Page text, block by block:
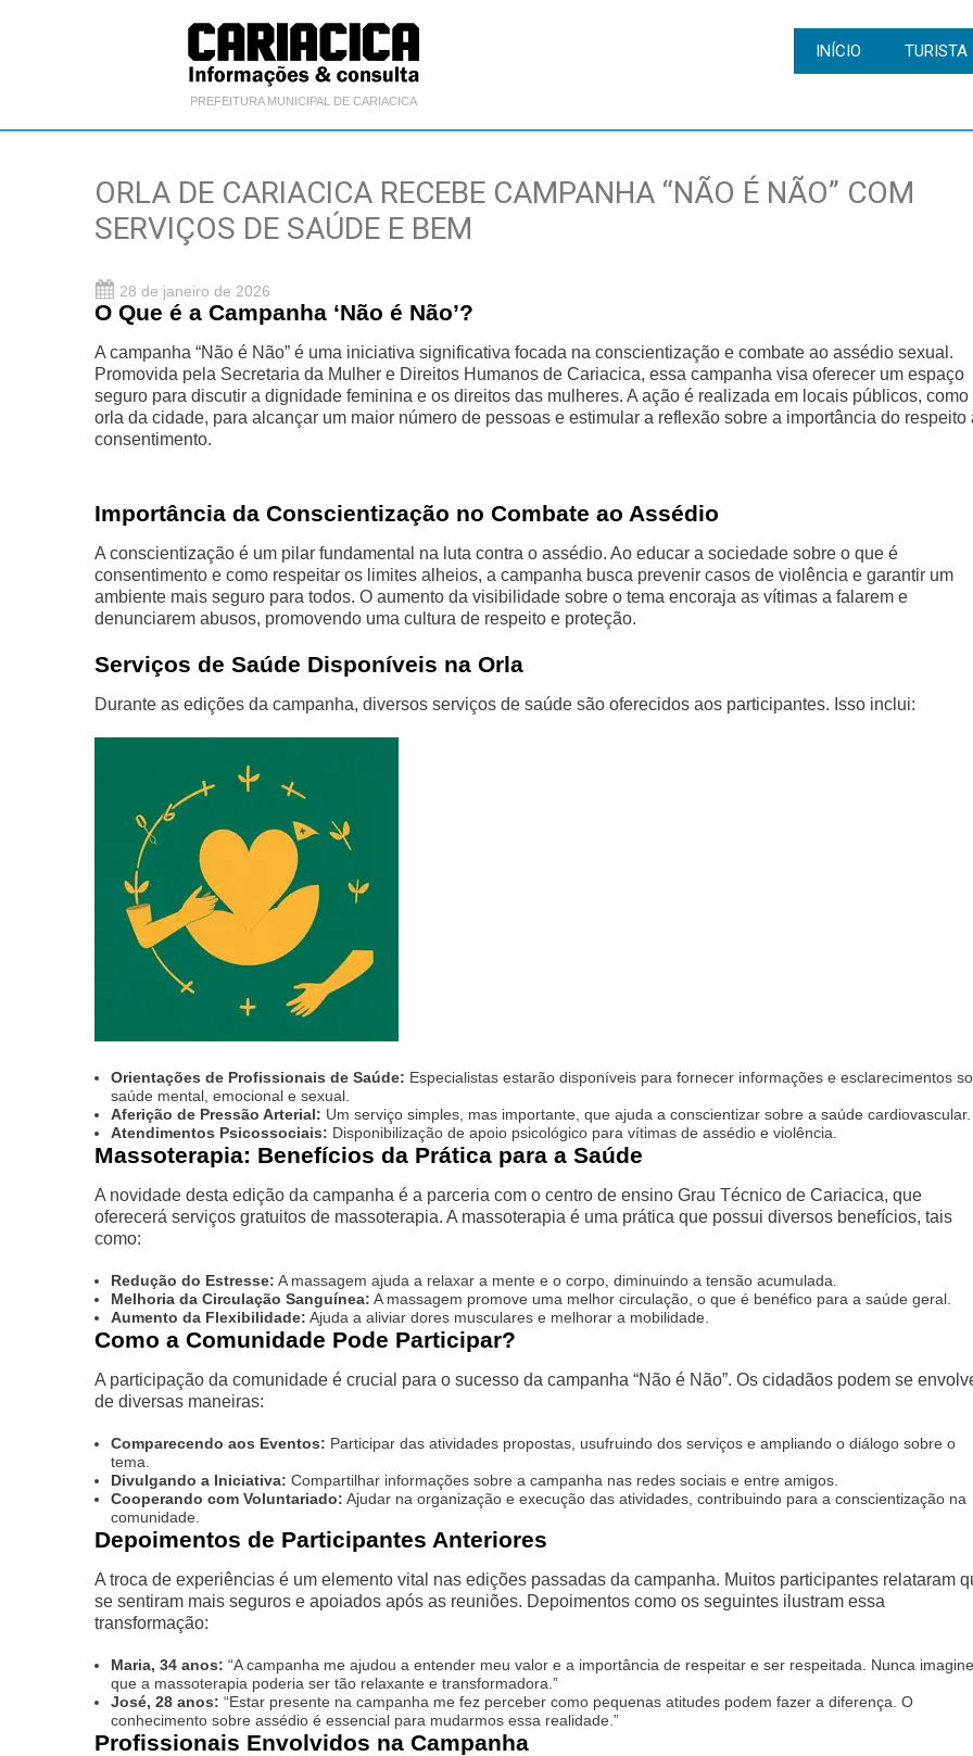
PREFEITURA MUNICIPAL DE CARIACICA
INÍCIO TURISTA
ORLA DE CARIACICA RECEBE CAMPANHA “NÃO É NÃO” COM
SERVIÇOS DE SAÚDE E BEM
28 de janeiro de 2026
O Que é a Campanha ‘Não é Não’?
A campanha “Não é Não” é uma iniciativa significativa focada na conscientização e combate ao assédio sexual.
Promovida pela Secretaria da Mulher e Direitos Humanos de Cariacica, essa campanha visa oferecer um espaço
seguro para discutir a dignidade feminina e os direitos das mulheres. A ação é realizada em locais públicos, como
orla da cidade, para alcançar um maior número de pessoas e estimular a reflexão sobre a importância do respeito
consentimento.
Importância da Conscientização no Combate ao Assédio
A conscientização é um pilar fundamental na luta contra o assédio. Ao educar a sociedade sobre o que é
consentimento e como respeitar os limites alheios, a campanha busca prevenir casos de violência e garantir um
ambiente mais seguro para todos. O aumento da visibilidade sobre o tema encoraja as vítimas a falarem e
denunciarem abusos, promovendo uma cultura de respeito e proteção.
Serviços de Saúde Disponíveis na Orla
Durante as edições da campanha, diversos serviços de saúde são oferecidos aos participantes. Isso inclui:
Orientações de Profissionais de Saúde: Especialistas estarão disponíveis para fornecer informações e esclarecimentos
saúde mental, emocional e sexual.
Aferição de Pressão Arterial: Um serviço simples, mas importante, que ajuda a conscientizar sobre a saúde cardiovascular.
Atendimentos Psicossociais: Disponibilização de apoio psicológico para vítimas de assédio e violência.
Massoterapia: Benefícios da Prática para a Saúde
A novidade desta edição da campanha é a parceria com o centro de ensino Grau Técnico de Cariacica, que
oferecerá serviços gratuitos de massoterapia. A massoterapia é uma prática que possui diversos benefícios, tais
como:
Redução do Estresse: A massagem ajuda a relaxar a mente e o corpo, diminuindo a tensão acumulada.
Melhoria da Circulação Sanguínea: A massagem promove uma melhor circulação, o que é benéfico para a saúde geral.
Aumento da Flexibilidade: Ajuda a aliviar dores musculares e melhorar a mobilidade.
Como a Comunidade Pode Participar?
A participação da comunidade é crucial para o sucesso da campanha “Não é Não”. Os cidadãos podem se
de diversas maneiras:
Comparecendo aos Eventos: Participar das atividades propostas, usufruindo dos serviços e ampliando o diálogo sobre o
tema.
Divulgando a Iniciativa: Compartilhar informações sobre a campanha nas redes sociais e entre amigos.
Cooperando com Voluntariado: Ajudar na organização e execução das atividades, contribuindo para a conscientização na
comunidade.
Depoimentos de Participantes Anteriores
A troca de experiências é um elemento vital nas edições passadas da campanha. Muitos participantes relataram
se sentiram mais seguros e apoiados após as reuniões. Depoimentos como os seguintes ilustram essa
transformação:
Maria, 34 anos: “A campanha me ajudou a entender meu valor e a importância de respeitar e ser respeitada. Nunca
que a massoterapia poderia ser tão relaxante e transformadora.”
José, 28 anos: “Estar presente na campanha me fez perceber como pequenas atitudes podem fazer a diferença. O
conhecimento sobre assédio é essencial para mudarmos essa realidade.”
Profissionais Envolvidos na Campanha